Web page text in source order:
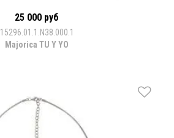
25 000 руб
15296.01.1.N38.000.1
Majorica TU Y YO